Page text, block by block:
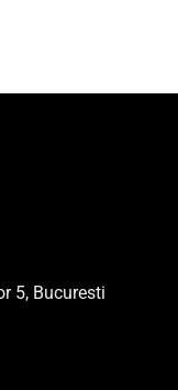
5, Bucuresti